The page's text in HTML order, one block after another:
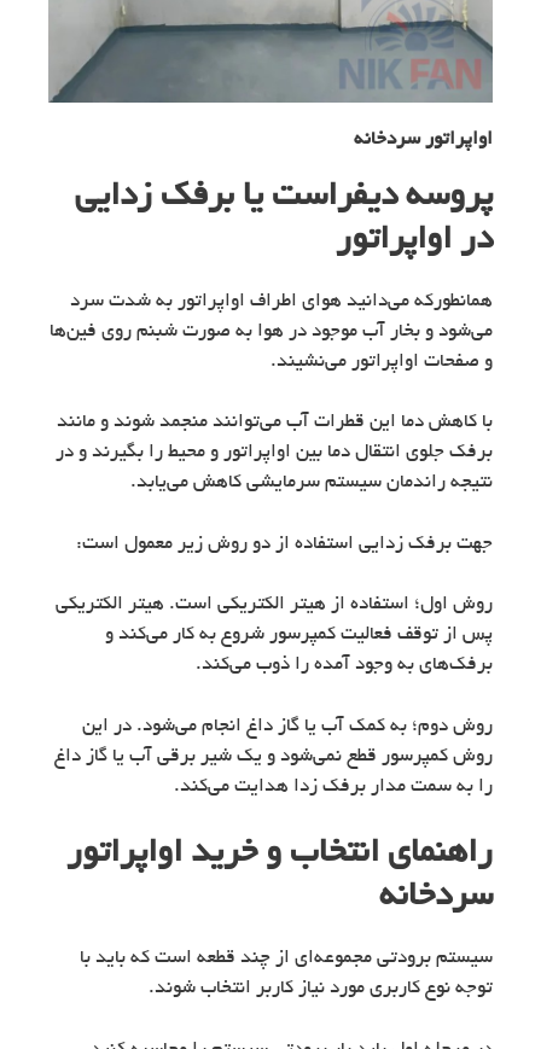
اواپراتور سردخانه
پروسه دیفراست یا برفک زدایی
در اواپراتور
همانطورکه می‌دانید هوای اطراف اواپراتور به شدت سرد
می‌شود و بخار آب موجود در هوا به صورت شبنم روی فین‌ها
و صفحات اواپراتور می‌نشیند.
با کاهش دما این قطرات آب می‌توانند منجمد شوند و مانند
برفک جلوی انتقال دما بین اواپراتور و محیط را بگیرند و در
نتیجه راندمان سیستم سرمایشی کاهش می‌یابد.
جهت برفک زدایی استفاده از دو روش زیر معمول است:
روش اول؛ استفاده از هیتر الکتریکی است. هیتر الکتریکی
پس از توقف فعالیت کمپرسور شروع به کار می‌کند و
برفک‌های به ‌وجود آمده را ذوب می‌کند.
روش دوم؛ به کمک آب یا گاز داغ انجام می‌شود. در این
روش کمپرسور قطع نمی‌شود و یک شیر برقی آب یا گاز داغ
را به سمت مدار برفک زدا هدایت می‌کند.
راهنمای انتخاب و خرید اواپراتور
سردخانه
سیستم برودتی مجموعه‌ای از چند قطعه است که باید با
توجه نوع کاربری مورد نیاز کاربر انتخاب شوند.